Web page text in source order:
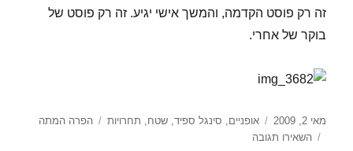
זה רק פוסט הקדמה, והמשך אישי יגיע. זה רק פוסט של
בוקר של אחרי.
פורסם
בתאריך
מאי 2, 2009 קטגוריות
אופניים סינגל ספיד ,שטח תחרויות תגיות
הפרה המתה
השאירו תגובה